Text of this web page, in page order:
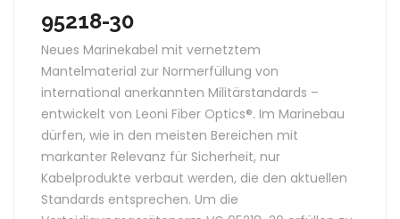
95218-30
Neues Marinekabel mit vernetztem
Mantelmaterial zur Normerfüllung von
international anerkannten Militärstandards –
entwickelt von Leoni Fiber Optics®. Im Marinebau
dürfen, wie in den meisten Bereichen mit
markanter Relevanz für Sicherheit, nur
Kabelprodukte verbaut werden, die den aktuellen
Standards entsprechen. Um die